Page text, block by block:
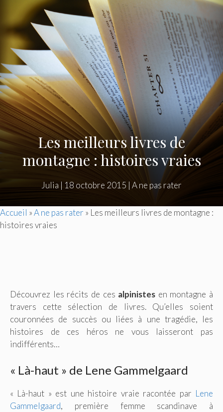
Les meilleurs livres de
montagne : histoires vraies
Julia | 18 octobre 2015 | A ne pas rater
Accueil »A ne pas rater » Les meilleurs livres de montagne :
histoires vraies
Découvrez les récits de ces alpinistes en montagne à
travers cette sélection de livres. Qu’elles soient
couronnées de succès ou liées à une tragédie, les
histoires de ces héros ne vous laisseront pas
indifférents…
« Là-haut » de Lene Gammelgaard
« Là-haut » est une histoire vraie racontée par Lene
Gammelgaard, première femme scandinave à